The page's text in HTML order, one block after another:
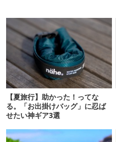
【夏旅行】助かった！ってな
る。「お出掛けバッグ」に忍ば
せたい神ギア3選